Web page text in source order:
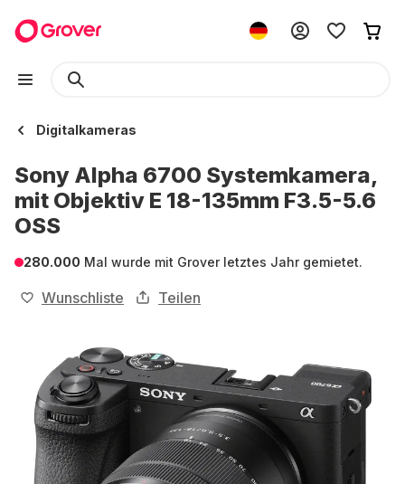
Digitalkameras
Sony Alpha 6700 Systemkamera,
mit Objektiv E 18-135mm F3.5-5.6
OSS
280.000 Mal wurde mit Grover letztes Jahr gemietet.
Wunschliste Teilen